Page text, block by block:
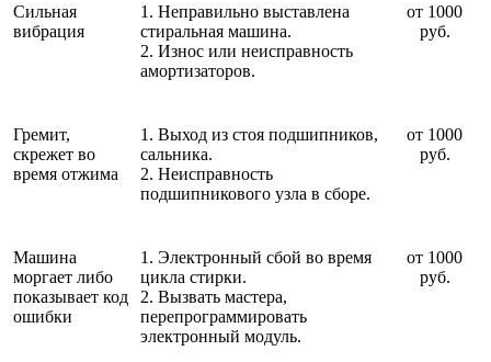
Сильная
вибрация
1. Неправильно выставлена
стиральная машина.
2. Износ или неисправность
амортизаторов.
от 1000
руб.
Гремит,
скрежет во
время отжима
1. Выход из стоя подшипников,
сальника.
2. Неисправность
подшипникового узла в сборе.
от 1000
руб.
Машина
моргает либо
показывает код
ошибки
1. Электронный сбой во время
цикла стирки.
2. Вызвать мастера,
перепрограммировать
электронный модуль.
от 1000
руб.